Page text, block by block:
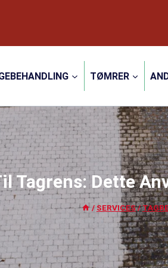
TØMRER
Tagrens: Dette
/ SERVICES/